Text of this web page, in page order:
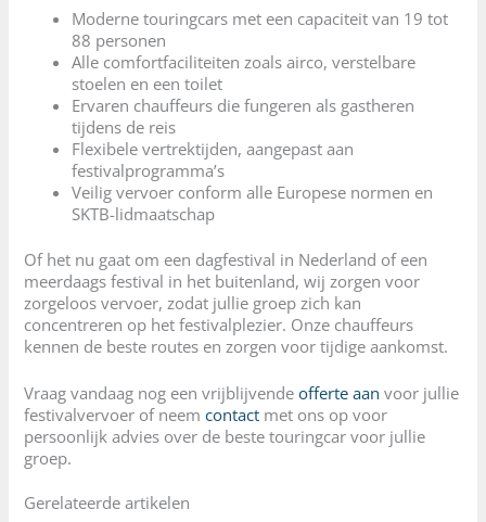
Moderne touringcars met een capaciteit van 19 tot
88 personen
Alle comfortfaciliteiten zoals airco, verstelbare
stoelen en een toilet
Ervaren chauffeurs die fungeren als gastheren
tijdens de reis
Flexibele vertrektijden, aangepast aan
festivalprogramma’s
Veilig vervoer conform alle Europese normen en
SKTB-lidmaatschap
Of het nu gaat om een dagfestival in Nederland of een
meerdaags festival in het buitenland, wij zorgen voor
zorgeloos vervoer, zodat jullie groep zich kan
concentreren op het festivalplezier. Onze chauffeurs
kennen de beste routes en zorgen voor tijdige aankomst.
Vraag vandaag nog een vrijblijvendeofferte aan voor jullie
festivalvervoer of neemcontact met ons op voor
persoonlijk advies over de beste touringcar voor jullie
groep.
Gerelateerde artikelen